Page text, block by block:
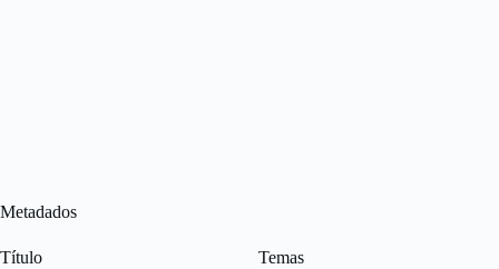
Metadados
Título Temas